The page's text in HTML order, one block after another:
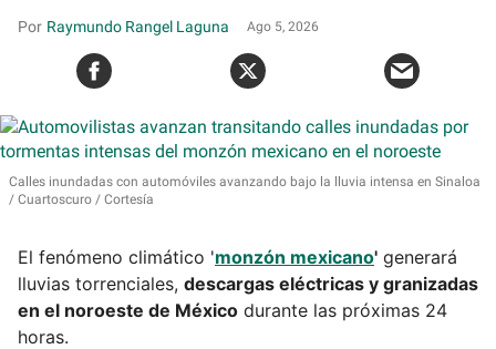
Raymundo Rangel Laguna Ago 5, 2026
Calles inundadas con automóviles avanzando bajo la lluvia intensa en Sinaloa
Cuartoscuro / Cortesía
El fenómeno climático 'monzón mexicano' generará
lluvias torrenciales, descargas eléctricas y granizadas
en el noroeste de México durante las próximas 24
horas.